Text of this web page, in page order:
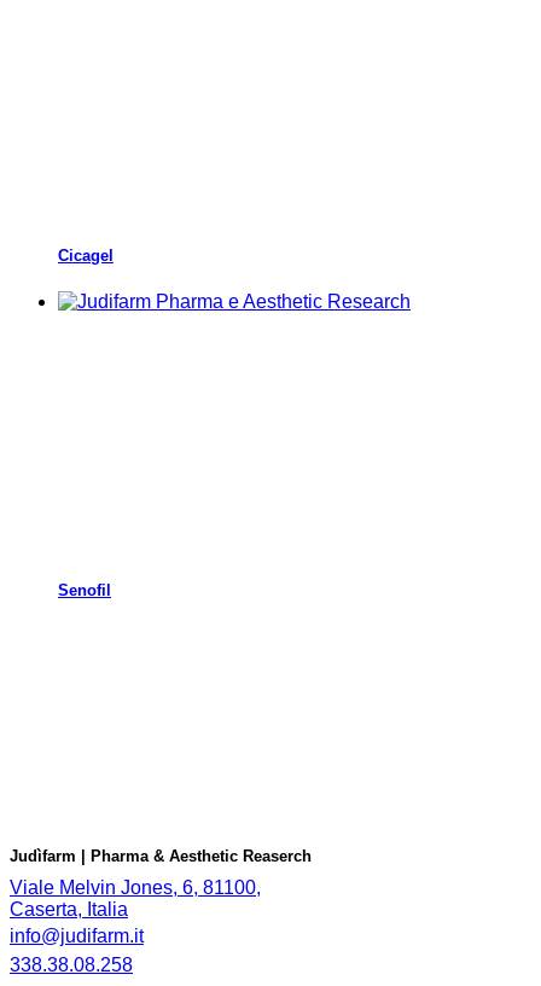
Cicagel
Senofil
Judìfarm | Pharma & Aesthetic Reaserch
Viale Melvin Jones, 6, 81100,
Caserta, Italia
info@judifarm.it
338.38.08.258